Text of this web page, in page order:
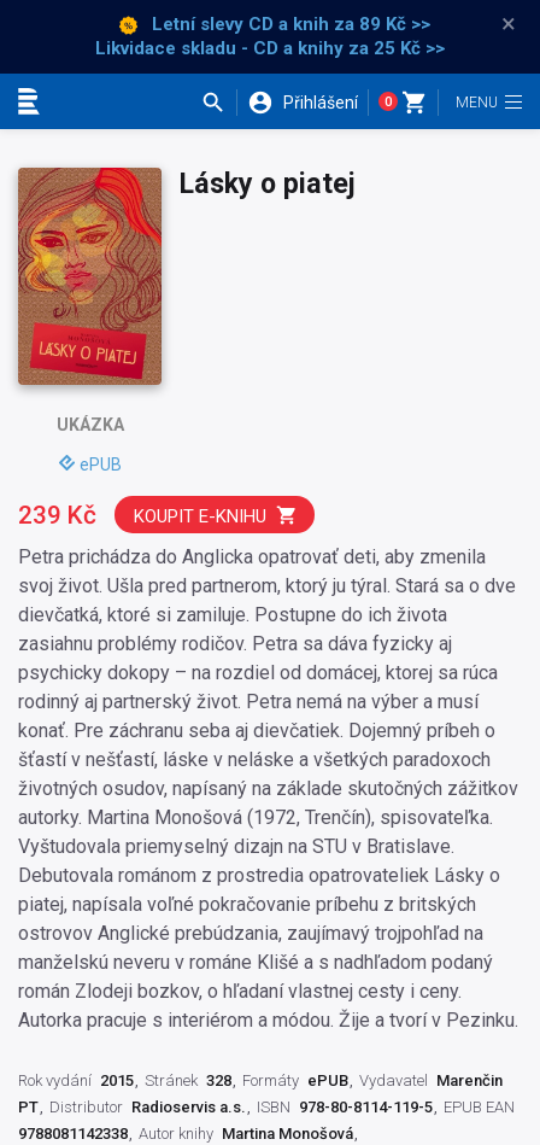
Letní slevy CD a knih za 89 Kč >>
Likvidace skladu - CD a knihy za 25 Kč >>
×
Přihlášení 0
UKÁZKA
ePUB
Lásky o piatej
Petra prichádza do Anglicka opatrovať deti, aby zmenila
svoj život. Ušla pred partnerom, ktorý ju týral. Stará sa o dve
dievčatká, ktoré si zamiluje. Postupne do ich života
zasiahnu problémy rodičov. Petra sa dáva fyzicky aj
psychicky dokopy – na rozdiel od domácej, ktorej sa rúca
rodinný aj partnerský život. Petra nemá na výber a musí
konať. Pre záchranu seba aj dievčatiek. Dojemný príbeh o
šťastí v nešťastí, láske v neláske a všetkých paradoxoch
životných osudov, napísaný na základe skutočných zážitkov
autorky. Martina Monošová (1972, Trenčín), spisovateľka.
Vyštudovala priemyselný dizajn na STU v Bratislave.
Debutovala románom z prostredia opatrovateliek Lásky o
piatej, napísala voľné pokračovanie príbehu z britských
ostrovov Anglické prebúdzania, zaujímavý trojpohľad na
manželskú neveru v románe Klišé a s nadhľadom podaný
román Zlodeji bozkov, o hľadaní vlastnej cesty i ceny.
Autorka pracuje s interiérom a módou. Žije a tvorí v Pezinku.
239 Kč KOUPIT E-KNIHU
Rok vydání 2015 Stránek 328 Formáty ePUB Vydavatel
Marenčin
PT
Distributor Radioservis a.s. ISBN 978-80-8114-119-5
EPUB EAN
9788081142338 Autor knihy Martina Monošová